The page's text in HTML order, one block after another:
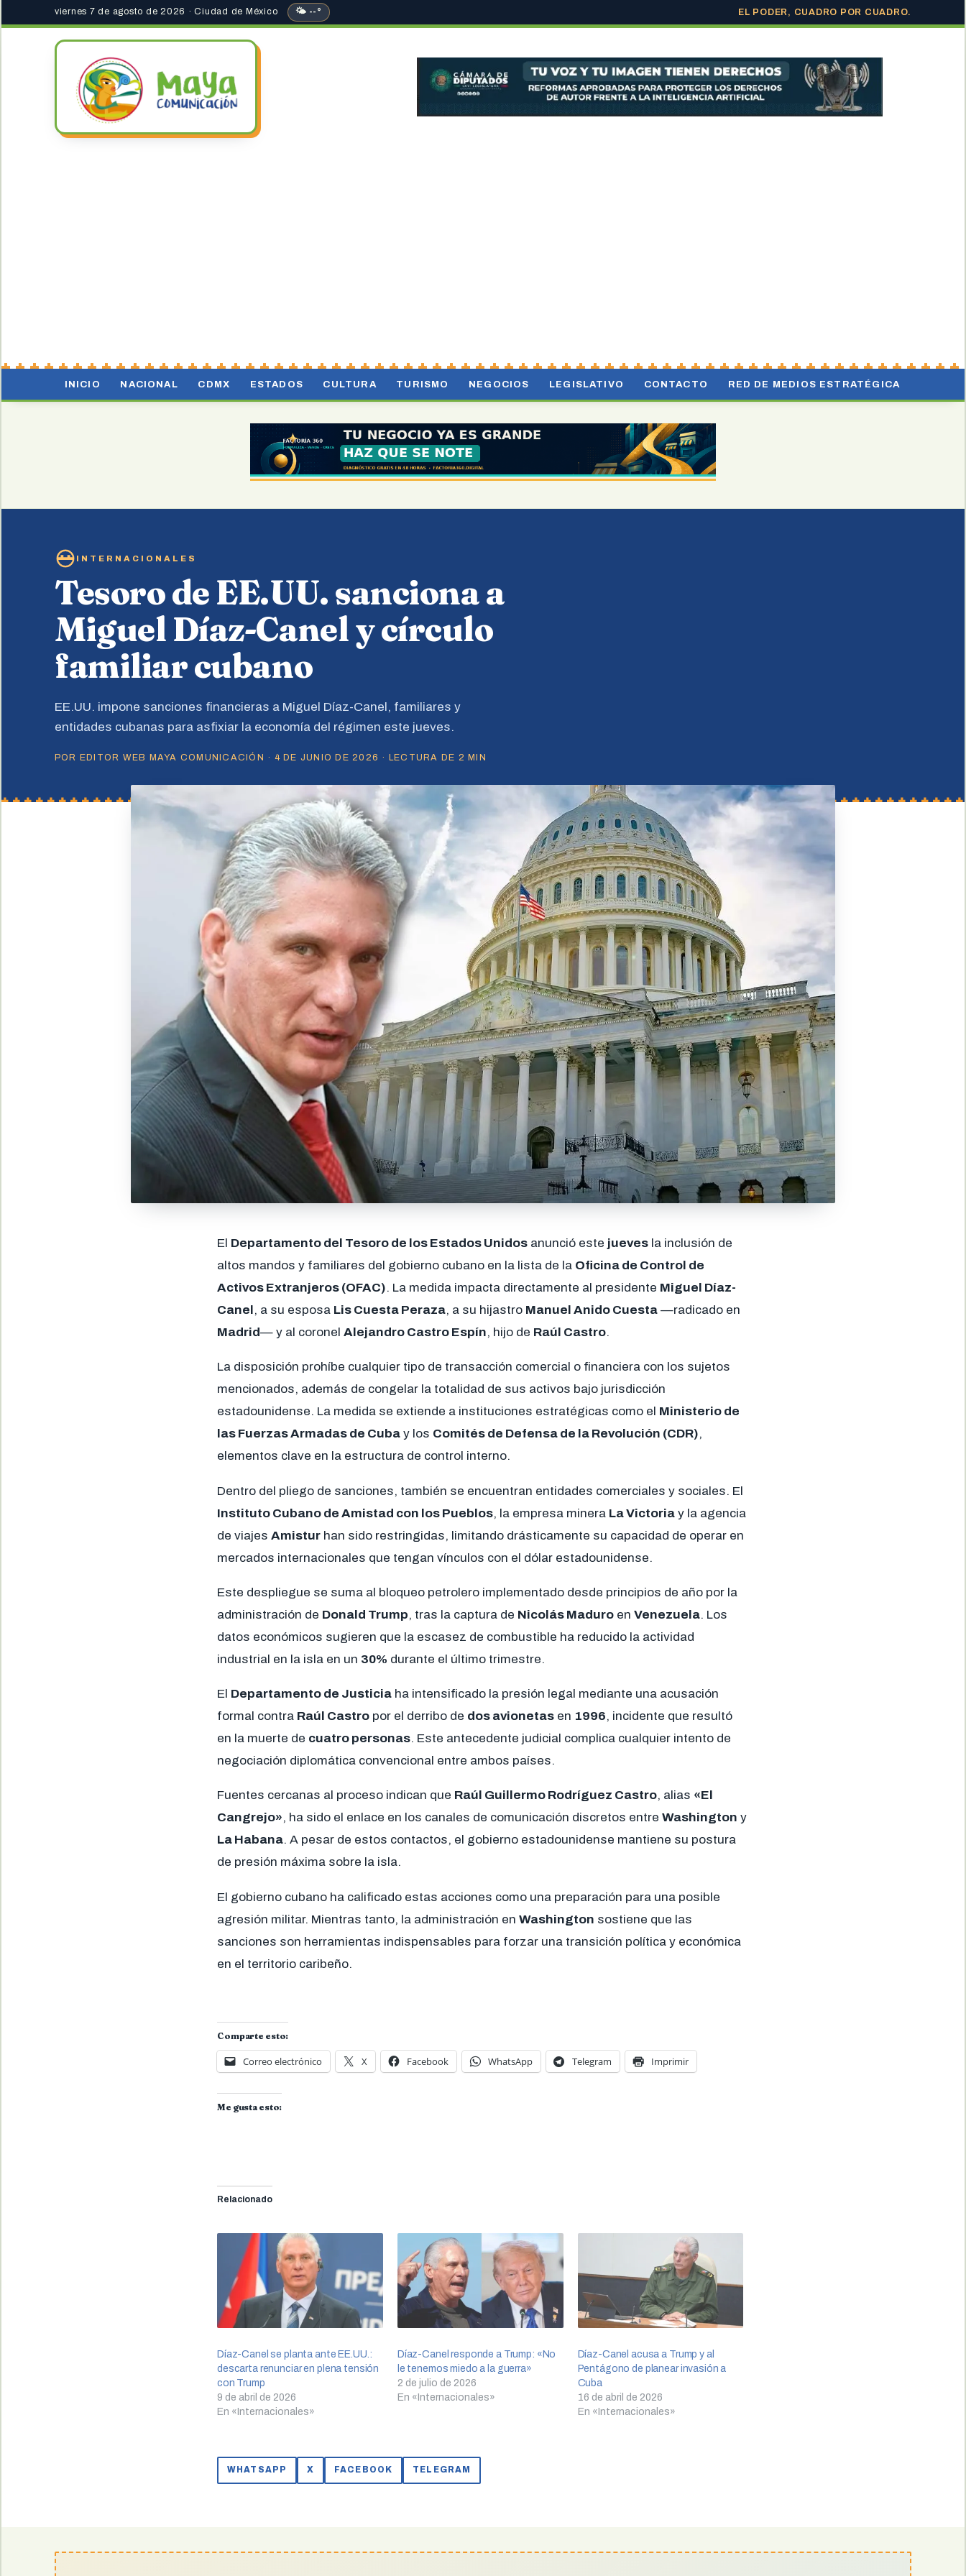
viernes 7 de agosto de 2026 · Ciudad de México 🌤 --° EL PODER, CUADRO POR CUADRO.
INICIO NACIONAL CDMX ESTADOS CULTURA TURISMO NEGOCIOS LEGISLATIVO CONTACTO RED DE MEDIOS ESTRATÉGICA
INTERNACIONALES
Tesoro de EE.UU. sanciona a
Miguel Díaz-Canel y círculo
familiar cubano
EE.UU. impone sanciones financieras a Miguel Díaz-Canel, familiares y
entidades cubanas para asfixiar la economía del régimen este jueves.
POR EDITOR WEB MAYA COMUNICACIÓN · 4 DE JUNIO DE 2026 · LECTURA DE 2 MIN
El Departamento del Tesoro de los Estados Unidos anunció este jueves la inclusión de
altos mandos y familiares del gobierno cubano en la lista de la Oficina de Control de
Activos Extranjeros (OFAC). La medida impacta directamente al presidente Miguel Díaz-
Canel, a su esposa Lis Cuesta Peraza, a su hijastro Manuel Anido Cuesta —radicado en
Madrid— y al coronel Alejandro Castro Espín, hijo de Raúl Castro.
La disposición prohíbe cualquier tipo de transacción comercial o financiera con los sujetos
mencionados, además de congelar la totalidad de sus activos bajo jurisdicción
estadounidense. La medida se extiende a instituciones estratégicas como el Ministerio de
las Fuerzas Armadas de Cuba y los Comités de Defensa de la Revolución (CDR),
elementos clave en la estructura de control interno.
Dentro del pliego de sanciones, también se encuentran entidades comerciales y sociales. El
Instituto Cubano de Amistad con los Pueblos, la empresa minera La Victoria y la agencia
de viajes Amistur han sido restringidas, limitando drásticamente su capacidad de operar en
mercados internacionales que tengan vínculos con el dólar estadounidense.
Este despliegue se suma al bloqueo petrolero implementado desde principios de año por la
administración de Donald Trump, tras la captura de Nicolás Maduro en Venezuela. Los
datos económicos sugieren que la escasez de combustible ha reducido la actividad
industrial en la isla en un 30% durante el último trimestre.
El Departamento de Justicia ha intensificado la presión legal mediante una acusación
formal contra Raúl Castro por el derribo de dos avionetas en 1996, incidente que resultó
en la muerte de cuatro personas. Este antecedente judicial complica cualquier intento de
negociación diplomática convencional entre ambos países.
Fuentes cercanas al proceso indican que Raúl Guillermo Rodríguez Castro, alias «El
Cangrejo», ha sido el enlace en los canales de comunicación discretos entre Washington y
La Habana. A pesar de estos contactos, el gobierno estadounidense mantiene su postura
de presión máxima sobre la isla.
El gobierno cubano ha calificado estas acciones como una preparación para una posible
agresión militar. Mientras tanto, la administración en Washington sostiene que las
sanciones son herramientas indispensables para forzar una transición política y económica
en el territorio caribeño.
Comparte esto:
Correo electrónico X Facebook WhatsApp Telegram Imprimir
Me gusta esto:
Relacionado
Díaz-Canel se planta ante EE.UU.:
descarta renunciar en plena tensión
con Trump
9 de abril de 2026
En «Internacionales»
Díaz-Canel responde a Trump: «No
le tenemos miedo a la guerra»
2 de julio de 2026
En «Internacionales»
Díaz-Canel acusa a Trump y al
Pentágono de planear invasión a
Cuba
16 de abril de 2026
En «Internacionales»
WHATSAPP X FACEBOOK TELEGRAM